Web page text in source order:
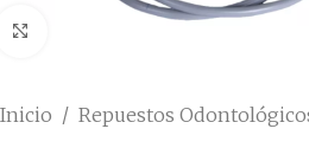
Inicio / Repuestos